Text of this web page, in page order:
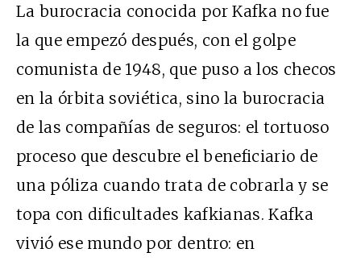
La burocracia conocida por Kafka no fue
la que empezó después, con el golpe
comunista de 1948, que puso a los checos
en la órbita soviética, sino la burocracia
de las compañías de seguros: el tortuoso
proceso que descubre el beneficiario de
una póliza cuando trata de cobrarla y se
topa con dificultades kafkianas. Kafka
vivió ese mundo por dentro: en